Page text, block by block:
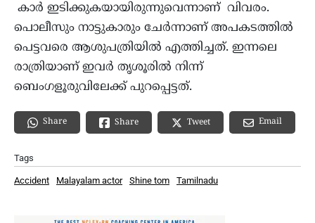
കാര്‍ ഇടിക്കുകയായിരുന്നുവെന്നാണ് വിവരം.
പൊലീസും നാട്ടുകാരും ചേര്‍ന്നാണ് അപകടത്തില്‍
പെട്ടവരെ ആശുപത്രിയില്‍ എത്തിച്ചത്. ഇന്നലെ
രാത്രിയാണ് ഇവര്‍ തൃശൂരില്‍ നിന്ന്
ബെംഗളൂരുവിലേക്ക് പുറപ്പെട്ടത്.
Share Share Tweet Email
Tags
Accident Malayalam actor Shine tom Tamilnadu